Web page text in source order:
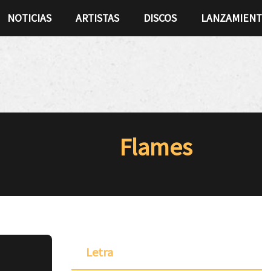
NOTICIAS ARTISTAS DISCOS
Flames
Letra